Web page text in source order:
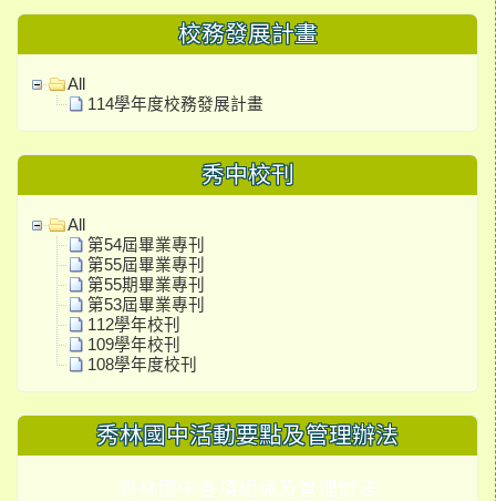
校務發展計畫
All
114學年度校務發展計畫
秀中校刊
All
第54屆畢業專刊
第55屆畢業專刊
第55期畢業專刊
第53屆畢業專刊
112學年校刊
109學年校刊
108學年度校刊
秀林國中活動要點及管理辦法
秀林國中各項組織及管理辦法